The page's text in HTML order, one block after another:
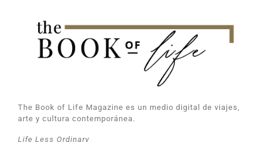
The Book of Life Magazine es un medio digital de viajes,
arte y cultura contemporánea.
Life Less Ordinary